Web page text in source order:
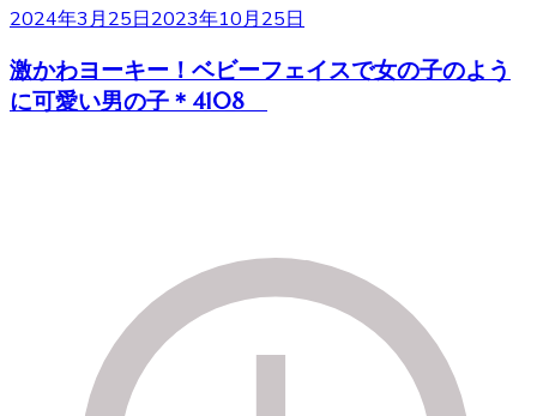
2024年3月25日2023年10月25日
激かわヨーキー！ベビーフェイスで女の子のよう
に可愛い男の子＊4108